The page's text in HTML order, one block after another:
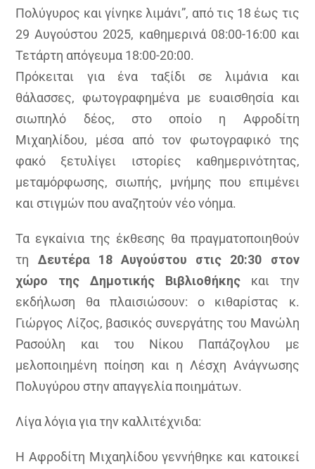
Πολύγυρος και γίνηκε λιμάνι”, από τις 18 έως τις
29 Αυγούστου 2025, καθημερινά 08:00-16:00 και
Τετάρτη απόγευμα 18:00-20:00.
Πρόκειται για ένα ταξίδι σε λιμάνια και
θάλασσες, φωτογραφημένα με ευαισθησία και
σιωπηλό δέος, στο οποίο η Αφροδίτη
Μιχαηλίδου, μέσα από τον φωτογραφικό της
φακό ξετυλίγει ιστορίες καθημερινότητας,
μεταμόρφωσης, σιωπής, μνήμης που επιμένει
και στιγμών που αναζητούν νέο νόημα.
Τα εγκαίνια της έκθεσης θα πραγματοποιηθούν
τη Δευτέρα 18 Αυγούστου στις 20:30 στον
χώρο της Δημοτικής Βιβλιοθήκης και την
εκδήλωση θα πλαισιώσουν: ο κιθαρίστας κ.
Γιώργος Λίζος, βασικός συνεργάτης του Μανώλη
Ρασούλη και του Νίκου Παπάζογλου με
μελοποιημένη ποίηση και η Λέσχη Ανάγνωσης
Πολυγύρου στην απαγγελία ποιημάτων.
Λίγα λόγια για την καλλιτέχνιδα:
Η Αφροδίτη Μιχαηλίδου γεννήθηκε και κατοικεί